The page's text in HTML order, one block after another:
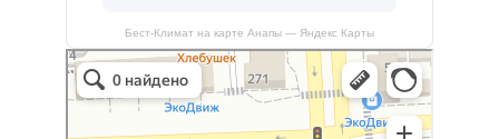
Бест-Климат на карте Анапы — Яндекс Карты
Бест-климат
Кондиционеры в Краснодаре